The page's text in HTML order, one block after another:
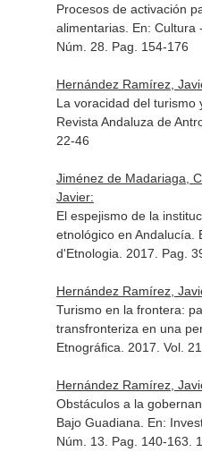
Procesos de activación
alimentarias. En: Cultura
Núm. 28. Pag. 154-176
Hernández Ramírez,
La voracidad del turismo
Revista Andaluza de
22-46
Jiménez de Madariaga,
Javier:
El espejismo de la
etnológico en Andalucía.
d'Etnologia . 2017. Pag.
Hernández Ramírez,
Turismo en la frontera:
transfronteriza en una
Etnográfica . 2017. Vol.
Hernández Ramírez,
Obstáculos a la
Bajo Guadiana. En:
Núm. 13. Pag. 140-163.